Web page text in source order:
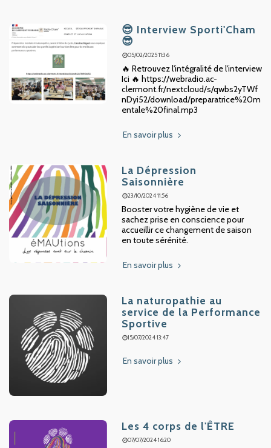
😎 Interview Sporti'Cham
😎
05/02/2025 11:36
🔥 Retrouvez l'intégralité de l'interview
Ici 🔥 https://webradio.ac-
clermont.fr/nextcloud/s/qwbs2yTWf
nDyi52/download/preparatrice%20m
entale%20final.mp3
En savoir plus
La Dépression
Saisonnière
23/10/2024 11:56
Booster votre hygiène de vie et
sachez prise en conscience pour
accueillir ce changement de saison
en toute sérénité.
En savoir plus
La naturopathie au
service de la Performance
Sportive
15/07/2024 13:47
En savoir plus
Les 4 corps de l'ÊTRE
07/07/2024 16:20